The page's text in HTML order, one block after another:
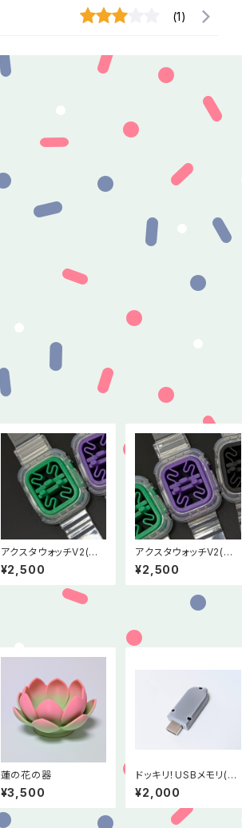
(1)
アクスタウォッチV2(グ
リーン)
¥2,500
アクスタウォッチV2(バ
イオレット)
¥2,500
蓮の花の器
¥3,500
ドッキリ！USBメモリ(12
8MB)
¥2,000